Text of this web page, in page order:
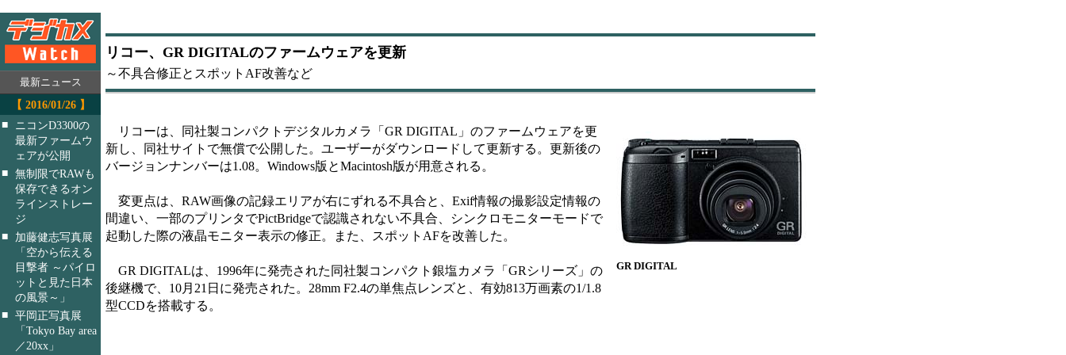
最新ニュース
【 2016/01/26 】
■
ニコンD3300の
最新ファームウ
ェアが公開
■ 無制限でRAWも
保存できるオン
ラインストレー
ジ
■
加藤健志写真展
「空から伝える
目撃者 ～パイロ
ットと見た日本
の風景～」
■ 平岡正写真展
「Tokyo Bay area
／20xx」
リコー、GR DIGITALのファームウェアを更新
～不具合修正とスポットAF改善など
GR DIGITAL
リコーは、同社製コンパクトデジタルカメラ「GR DIGITAL」のファームウェアを更
新し、同社サイトで無償で公開した。ユーザーがダウンロードして更新する。更新後の
バージョンナンバーは1.08。Windows版とMacintosh版が用意される。
変更点は、RAW画像の記録エリアが右にずれる不具合と、Exif情報の撮影設定情報の
間違い、一部のプリンタでPictBridgeで認識されない不具合、シンクロモニターモードで
起動した際の液晶モニター表示の修正。また、スポットAFを改善した。
GR DIGITALは、1996年に発売された同社製コンパクト銀塩カメラ「GRシリーズ」の
後継機で、10月21日に発売された。28mm F2.4の単焦点レンズと、有効813万画素の1/1.8
型CCDを搭載する。